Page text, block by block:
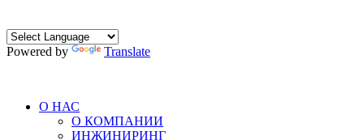
Powered by Translate
О НАС
О КОМПАНИИ
ИНЖИНИРИНГ